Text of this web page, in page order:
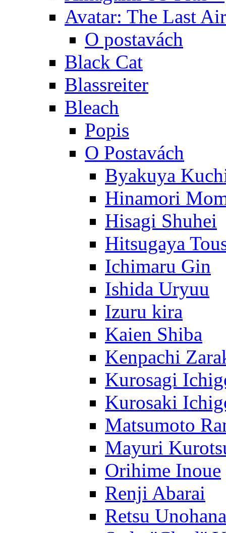
Avatar: The Last
O postavách
Black Cat
Blassreiter
Bleach
Popis
O Postavách
Byakuya
Hinamori
Hisagi Shuhei
Hitsugaya
Ichimaru Gin
Ishida Uryuu
Izuru kira
Kaien Shiba
Kenpachi
Kurosagi
Kurosaki
Matsumoto
Mayuri
Orihime Inoue
Renji Abarai
Retsu Unohana